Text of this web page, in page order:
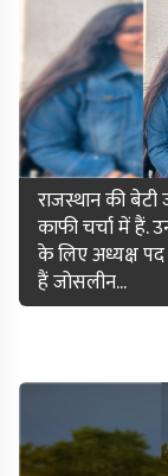
राजस्थान की बेटी
काफी चर्चा में हैं.
के लिए अध्यक्ष
हैं जोसलीन...